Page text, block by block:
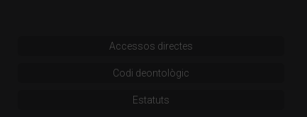
Accessos directes
Codi deontològic
Estatuts